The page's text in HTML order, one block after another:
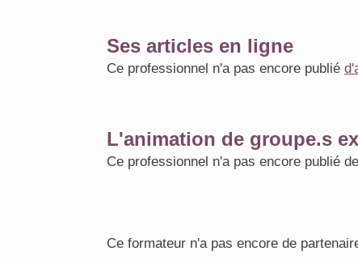
Ses articles en ligne
Ce professionnel n'a pas encore publié
L'animation de groupe.s
Ce professionnel n'a pas encore publié de
Ce formateur n'a pas encore de